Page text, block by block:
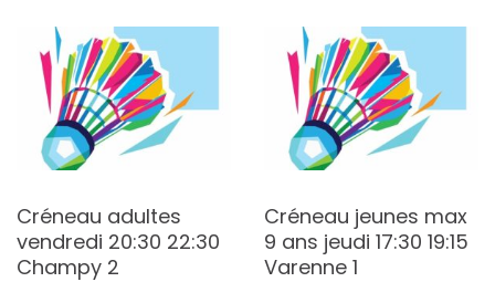
Créneau adultes
vendredi 20:30 22:30
Champy 2
Créneau jeunes max
9 ans jeudi 17:30 19:15
Varenne 1